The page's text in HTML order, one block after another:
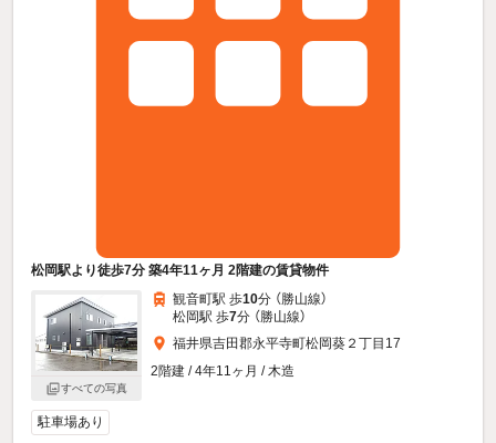
松岡駅より徒歩7分 築4年11ヶ月 2階建の賃貸物件
すべての写真
観音町駅 歩10分 （勝山線）
松岡駅 歩7分 （勝山線）
福井県吉田郡永平寺町松岡葵２丁目17
2階建 / 4年11ヶ月 / 木造
駐車場あり